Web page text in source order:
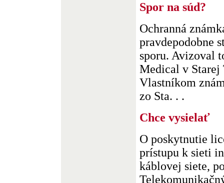
Spor na súd?
Ochranná
pravdepodobne
sporu. Avizoval
Medical v Starej
Vlastníkom
zo Sta. . .
Chce vysielať
O poskytnutie
prístupu k sieti
káblovej siete,